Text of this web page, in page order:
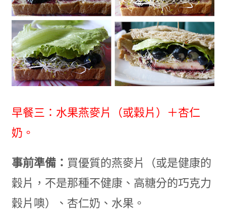
早餐三：水果燕麥片（或穀片）＋杏仁
奶。
事前準備： 買優質的燕麥片（或是健康的
穀片，不是那種不健康、高糖分的巧克力
穀片噢）、杏仁奶、水果。